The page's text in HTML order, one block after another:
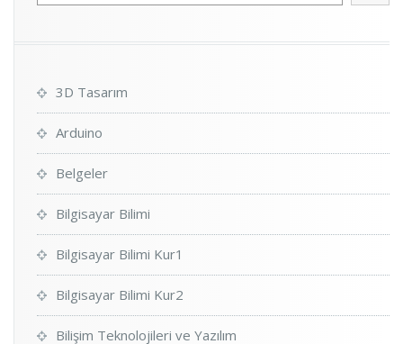
3D Tasarım
Arduino
Belgeler
Bilgisayar Bilimi
Bilgisayar Bilimi Kur1
Bilgisayar Bilimi Kur2
Bilişim Teknolojileri ve Yazılım